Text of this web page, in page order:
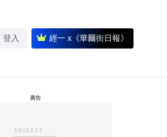
登入 經一 x《華爾街日報》
廣告